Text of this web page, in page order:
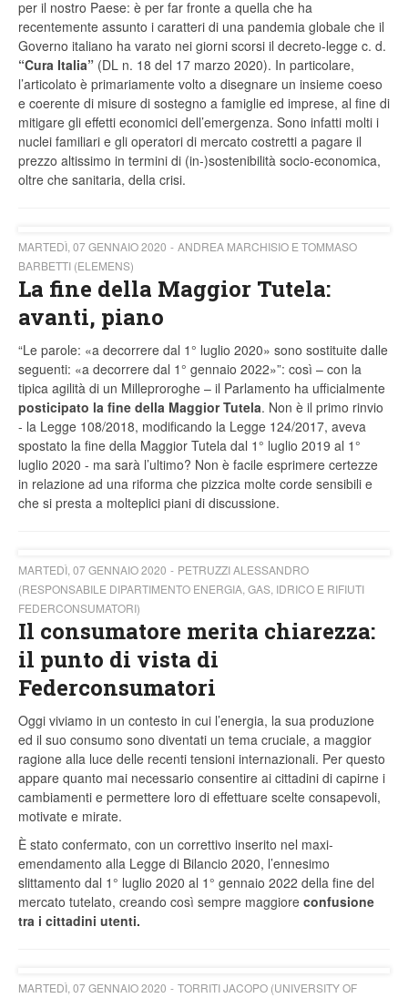
per il nostro Paese: è per far fronte a quella che ha
recentemente assunto i caratteri di una pandemia globale che il
Governo italiano ha varato nei giorni scorsi il decreto-legge c. d.
“Cura Italia” (DL n. 18 del 17 marzo 2020). In particolare,
l’articolato è primariamente volto a disegnare un insieme coeso
e coerente di misure di sostegno a famiglie ed imprese, al fine di
mitigare gli effetti economici dell’emergenza. Sono infatti molti i
nuclei familiari e gli operatori di mercato costretti a pagare il
prezzo altissimo in termini di (in-)sostenibilità socio-economica,
oltre che sanitaria, della crisi.
MARTEDÌ, 07 GENNAIO 2020
ANDREA MARCHISIO E TOMMASO
BARBETTI (ELEMENS)
La fine della Maggior Tutela:
avanti, piano
“Le parole: «a decorrere dal 1° luglio 2020» sono sostituite dalle
seguenti: «a decorrere dal 1° gennaio 2022»”: così – con la
tipica agilità di un Milleproroghe – il Parlamento ha ufficialmente
posticipato la fine della Maggior Tutela. Non è il primo rinvio
- la Legge 108/2018, modificando la Legge 124/2017, aveva
spostato la fine della Maggior Tutela dal 1° luglio 2019 al 1°
luglio 2020 - ma sarà l’ultimo? Non è facile esprimere certezze
in relazione ad una riforma che pizzica molte corde sensibili e
che si presta a molteplici piani di discussione.
MARTEDÌ, 07 GENNAIO 2020
PETRUZZI ALESSANDRO
(RESPONSABILE DIPARTIMENTO ENERGIA, GAS, IDRICO E RIFIUTI
FEDERCONSUMATORI)
Il consumatore merita chiarezza:
il punto di vista di
Federconsumatori
Oggi viviamo in un contesto in cui l’energia, la sua produzione
ed il suo consumo sono diventati un tema cruciale, a maggior
ragione alla luce delle recenti tensioni internazionali. Per questo
appare quanto mai necessario consentire ai cittadini di capirne i
cambiamenti e permettere loro di effettuare scelte consapevoli,
motivate e mirate.
È stato confermato, con un correttivo inserito nel maxi-
emendamento alla Legge di Bilancio 2020, l’ennesimo
slittamento dal 1° luglio 2020 al 1° gennaio 2022 della fine del
mercato tutelato, creando così sempre maggiore confusione
tra i cittadini utenti.
MARTEDÌ, 07 GENNAIO 2020
TORRITI JACOPO (UNIVERSITY OF